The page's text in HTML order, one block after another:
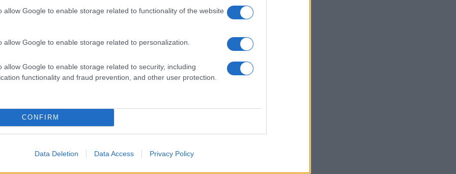
allow Google to enable storage related to functionality of the website
allow Google to enable storage related to personalization.
allow Google to enable storage related to security, including
functionality and fraud prevention, and other user protection.
CONFIRM
Data Deletion Data Access Privacy Policy
ενωθούν. Αφήνουμε 30 λεπτά.
σε βουτυρωμένο και αλευρωμένο ταψί 30 εκατοστών
Αν έχουμε
μπέικον για 3-4 λεπτά. Προσθέτουμε το πράσο και
τα υπόλοιπα λαχανικά, αλάτι, πιπέρι, γαρύφαλλο,
σιγοβράζουμε για 10 λεπτά. Αφήνουμε λίγο να πέσει η
Πασπαλίζουμε με τη γραβιέρα. Αραδιάζουμε από
μίγμααυγών με γάλα. Πασπαλίζουμε με ρίγανη και
κάτω αντιστάσεις περίπου 60 λεπτά και μετά
και η επιφάνεια και το φύλλο.
Καλό είναι να καταναλωθεί μέσα σε μια μέρα.